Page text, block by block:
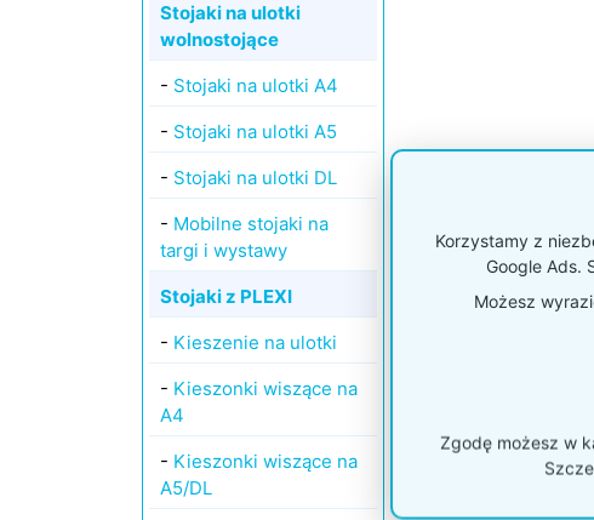
Stojaki na ulotki
wolnostojące
- Stojaki na ulotki A4
- Stojaki na ulotki A5
- Stojaki na ulotki DL
- Mobilne stojaki na
targi i wystawy
Stojaki z PLEXI
- Kieszenie na ulotki
- Kieszonki wiszące na
A4
- Kieszonki wiszące na
A5/DL
Korzystamy z
Google Ads.
Możesz
Zgodę możesz w